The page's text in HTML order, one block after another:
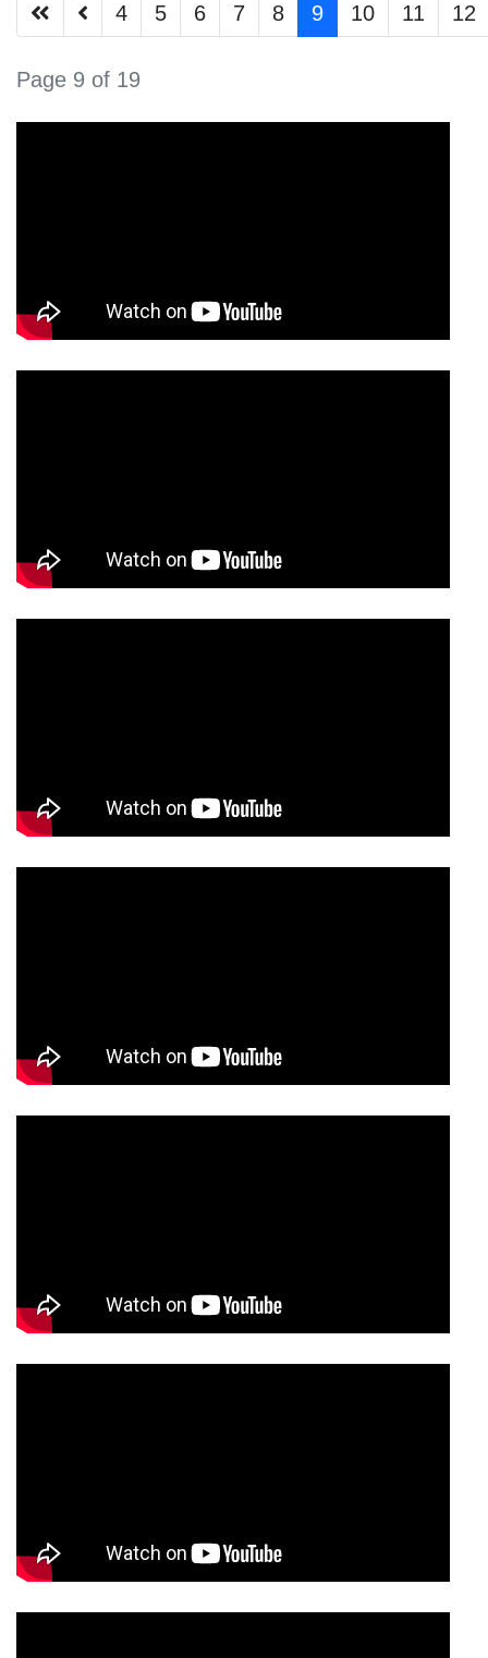
4 5 6 7 8 9 10 11 12
Page 9 of 19